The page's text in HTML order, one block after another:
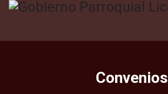
Convenios